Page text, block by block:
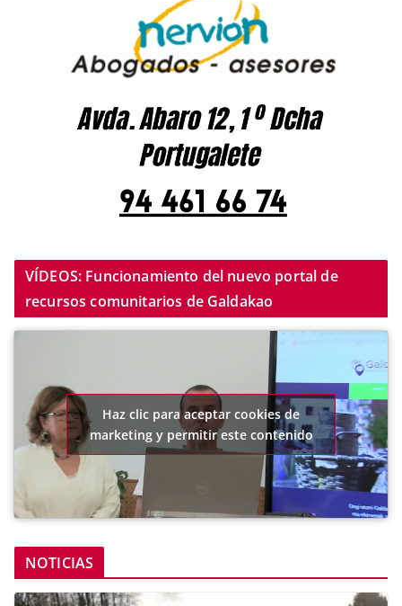
VÍDEOS: Funcionamiento del nuevo portal de
recursos comunitarios de Galdakao
Haz clic para aceptar cookies de
marketing y permitir este contenido
NOTICIAS